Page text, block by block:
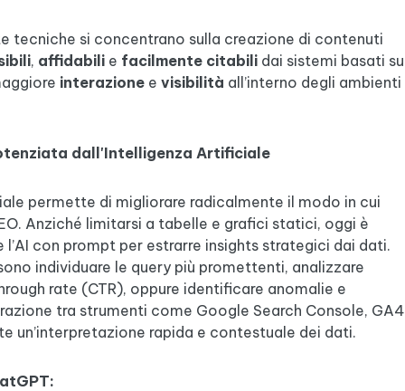
tecniche si concentrano sulla creazione di contenuti
, affidabilie facilmente citabilidai sistemi basati su
interazionee visibilità all’interno degli ambienti
dall'Intelligenza Artificiale
permette di migliorare radicalmente il modo in cui
Anziché limitarsi a tabelle e grafici statici, oggi è
l’AI con prompt per estrarre insights strategici dai dati.
individuare le query più promettenti, analizzare
rate (CTR), oppure identificare anomalie e
tra strumenti come Google Search Console, GA4
un’interpretazione rapida e contestuale dei dati.